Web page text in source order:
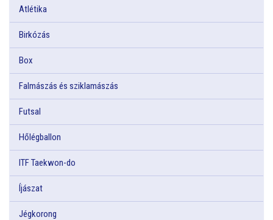
Atlétika
Birkózás
Box
Falmászás és sziklamászás
Futsal
Hőlégballon
ITF Taekwon-do
Íjászat
Jégkorong